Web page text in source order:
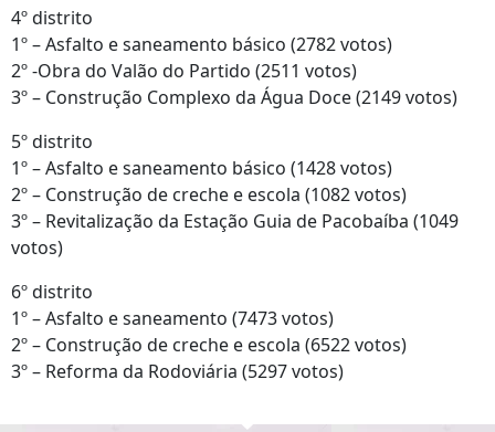
4º distrito
1º – Asfalto e saneamento básico (2782 votos)
2º -Obra do Valão do Partido (2511 votos)
3º – Construção Complexo da Água Doce (2149 votos)
5º distrito
1º – Asfalto e saneamento básico (1428 votos)
2º – Construção de creche e escola (1082 votos)
3º – Revitalização da Estação Guia de Pacobaíba (1049
votos)
6º distrito
1º – Asfalto e saneamento (7473 votos)
2º – Construção de creche e escola (6522 votos)
3º – Reforma da Rodoviária (5297 votos)